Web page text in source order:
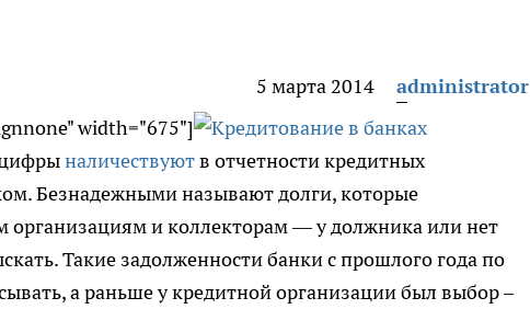
5 марта 2014
administrator
width="675"]
наличествуютв отчетности кредитных
Безнадежными называют долги, которые
и коллекторам — у должника или нет
Такие задолженности банки с прошлого года по
а раньше у кредитной организации был выбор –